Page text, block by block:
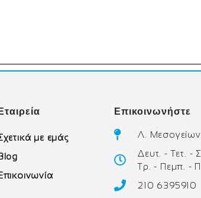
Εταιρεία
με εμάς
Επικοινωνήστε
Λ.
Δευτ. - Τετ. -
Τρ. - Πεμπ. -
210 6395910